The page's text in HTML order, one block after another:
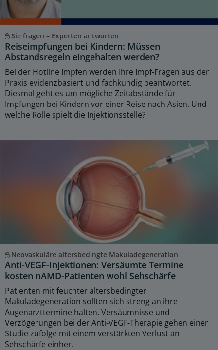
Sie fragen – Experten antworten
Reiseimpfungen bei Kindern: Müssen
Abstandsregeln eingehalten werden?
Bei der Hotline Impfen werden Ihre Impf-Fragen aus der
Praxis evidenzbasiert und fachkundig beantwortet.
Diesmal geht es um mögliche Zeitabstände für
Impfungen bei Kindern vor einer Reise nach Asien. Und
welche Rolle spielt die Injektionsstelle?
Neovaskuläre altersbedingte Makuladegeneration
Anti-VEGF-Injektionen: Versäumte Termine
kosten nAMD-Patienten wohl Sehschärfe
Patienten mit feuchter altersbedingter
Makuladegeneration sollten sich streng an ihre
Augenarzttermine halten. Versäumnisse und
Verzögerungen bei der Anti-VEGF-Therapie gehen einer
Studie zufolge mit einem verstärkten Verlust an
Sehschärfe einher.